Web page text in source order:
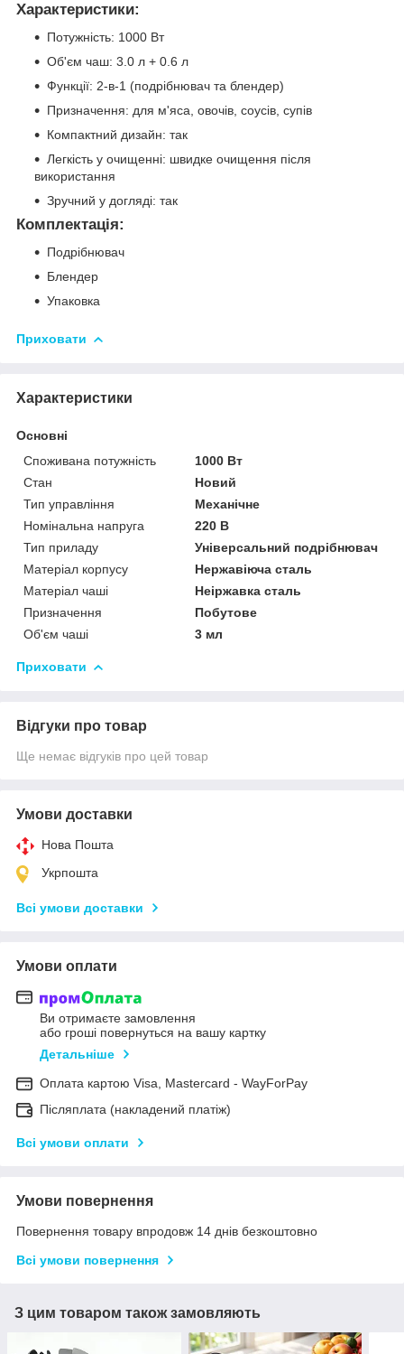
Характеристики:
Потужність: 1000 Вт
Об'єм чаш: 3.0 л + 0.6 л
Функції: 2-в-1 (подрібнювач та блендер)
Призначення: для м'яса, овочів, соусів, супів
Компактний дизайн: так
Легкість у очищенні: швидке очищення після
використання
Зручний у догляді: так
Комплектація:
Подрібнювач
Блендер
Упаковка
Приховати
Характеристики
Основні
Споживана потужність
1000 Вт
Стан
Новий
Тип управління
Механічне
Номінальна напруга
220 В
Тип приладу
Універсальний подрібнювач
Матеріал корпусу
Нержавіюча сталь
Матеріал чаші
Неіржавка сталь
Призначення
Побутове
Об'єм чаші
3 мл
Приховати
Відгуки про товар
Ще немає відгуків про цей товар
Умови доставки
Нова Пошта
Укрпошта
Всі умови доставки
Умови оплати
Ви отримаєте замовлення
або гроші повернуться на вашу картку
Детальніше
Оплата картою Visa, Mastercard - WayForPay
Післяплата (накладений платіж)
Всі умови оплати
Умови повернення
Повернення товару впродовж 14 днів безкоштовно
Всі умови повернення
З цим товаром також замовляють